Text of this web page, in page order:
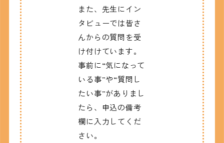
また、先生にイン
タビューでは皆さ
んからの質問を受
け付けています。
事前に“気になって
いる事”や“質問し
たい事”がありまし
たら、申込の備考
欄に入力してくだ
さい。